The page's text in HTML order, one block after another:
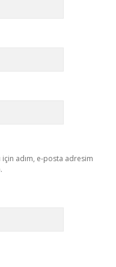
için adım, e-posta adresim